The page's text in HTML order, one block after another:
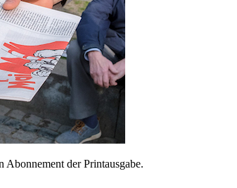
Abonnement der Printausgabe.